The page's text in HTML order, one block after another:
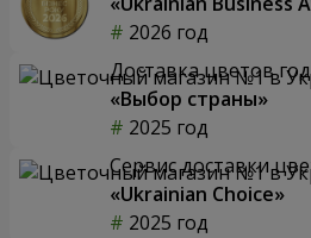
2026 год
Доставка цветов
«Выбор страны»
2025 год
Сервис доставки
«Ukrainian Choice»
2025 год